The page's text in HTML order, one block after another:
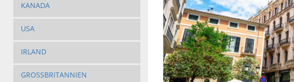
KANADA
USA
IRLAND
GROSSBRITANNIEN